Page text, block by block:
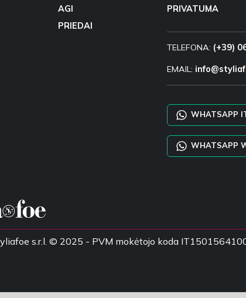
AGI
PRIEDAI
PRIVATUMA
TELEFONA: (+39)
EMAIL:
WHATSAPP
WHATSAPP
s.r.l. © 2025 - PVM mokėtojo koda